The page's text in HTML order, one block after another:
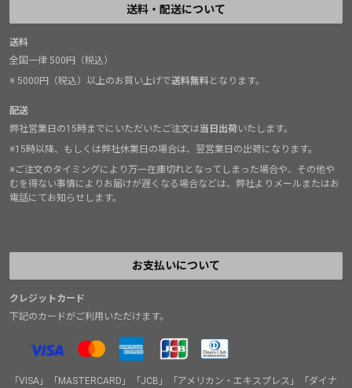
送料・配送について
送料
全国一律 500円（税込）
※ 5000円（税込）以上のお買い上げで送料無料となります。
配送
弊社営業日の15時までにいただいたご注文は当日出荷いたします。
※15時以降、もしくは弊社休業日の場合は、翌営業日の出荷になります。
※ご注文のタイミングにより万一在庫切れとなってしまった場合や、その他や
むを得ない事情によりお届けが遅くなる場合などは、弊社よりメールまたはお
電話にてお知らせします。
お支払いについて
クレジットカード
下記のカードがご利用いただけます。
「VISA」「MASTERCARD」「JCB」「アメリカン・エキスプレス」「ダイナ